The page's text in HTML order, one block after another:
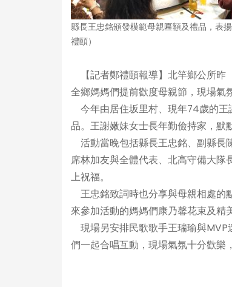
縣長王忠銘頒發模範母親匾額及禮品，表
禮頤）
【記者鄭禮頤報導】北竿鄉公所昨
全鄉媽媽們提前歡度母親節，現場氣
今年由居住坂里村、現年74歲的王
品。王謝嫩妹女士長年勤儉持家，默
活動當晚包括縣長王忠銘、副縣長
席林加友與全體代表、北高守備大
上祝福。
王忠銘致詞時也分享與母親相處的
來參加活動的媽媽們康乃馨花束及精
現場另安排民歌歌手王瑞瑜與MVP
們一起合唱互動，現場氣氛十分歡樂